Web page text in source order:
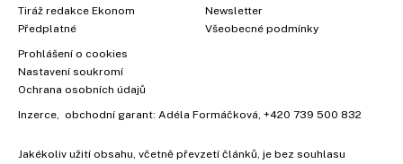
Tiráž redakce Ekonom
Předplatné
Newsletter
Všeobecné podmínky
Prohlášení o cookies
Nastavení soukromí
Ochrana osobních údajů
Inzerce , obchodní garant: Adéla Formáčková +420 739 500 832
Jakékoliv užití obsahu, včetně převzetí článků, je bez souhlasu